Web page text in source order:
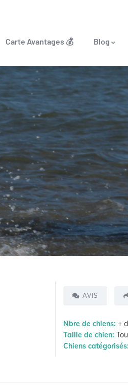
Carte Avantages 💰 Blog
AVIS
Nbre de chiens: +
Taille de chien:
Chiens catégorisés: